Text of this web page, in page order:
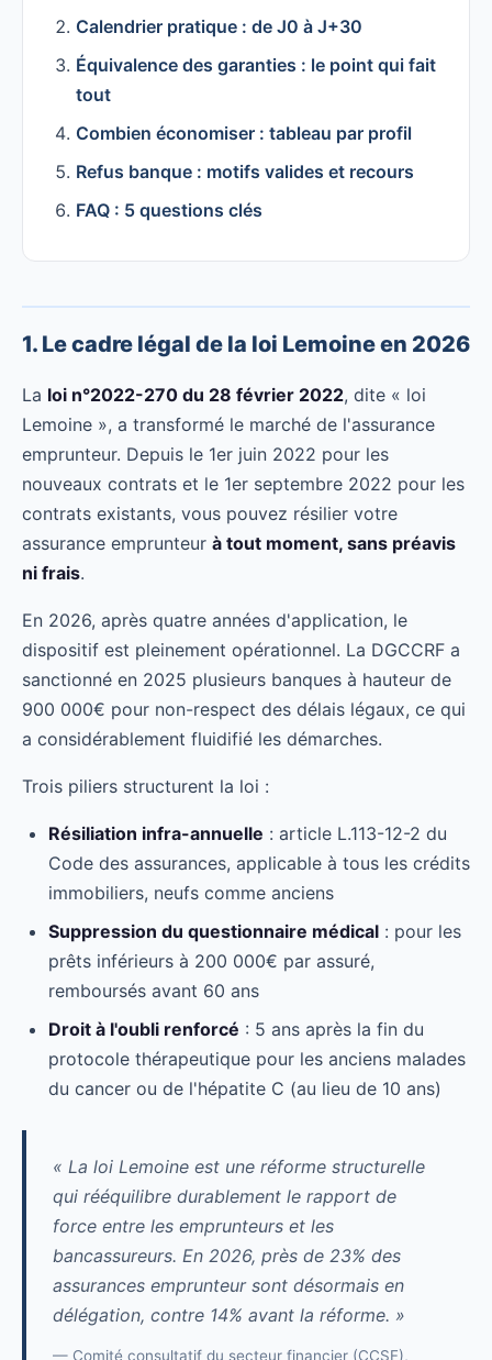
Calendrier pratique : de J0 à J+30
Équivalence des garanties : le point qui fait
tout
Combien économiser : tableau par profil
Refus banque : motifs valides et recours
FAQ : 5 questions clés
1. Le cadre légal de la loi Lemoine en 2026
La loi n°2022-270 du 28 février 2022, dite « loi
Lemoine », a transformé le marché de l'assurance
emprunteur. Depuis le 1er juin 2022 pour les
nouveaux contrats et le 1er septembre 2022 pour les
contrats existants, vous pouvez résilier votre
assurance emprunteur à tout moment, sans préavis
ni frais.
En 2026, après quatre années d'application, le
dispositif est pleinement opérationnel. La DGCCRF a
sanctionné en 2025 plusieurs banques à hauteur de
900 000€ pour non-respect des délais légaux, ce qui
a considérablement fluidifié les démarches.
Trois piliers structurent la loi :
Résiliation infra-annuelle : article L.113-12-2 du
Code des assurances, applicable à tous les crédits
immobiliers, neufs comme anciens
Suppression du questionnaire médical : pour les
prêts inférieurs à 200 000€ par assuré,
remboursés avant 60 ans
Droit à l'oubli renforcé : 5 ans après la fin du
protocole thérapeutique pour les anciens malades
du cancer ou de l'hépatite C (au lieu de 10 ans)
« La loi Lemoine est une réforme structurelle
qui rééquilibre durablement le rapport de
force entre les emprunteurs et les
bancassureurs. En 2026, près de 23% des
assurances emprunteur sont désormais en
délégation, contre 14% avant la réforme. »
— Comité consultatif du secteur financier (CCSF),